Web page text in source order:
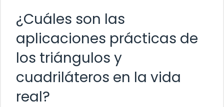
¿Cuáles son las
aplicaciones prácticas de
los triángulos y
cuadriláteros en la vida
real?